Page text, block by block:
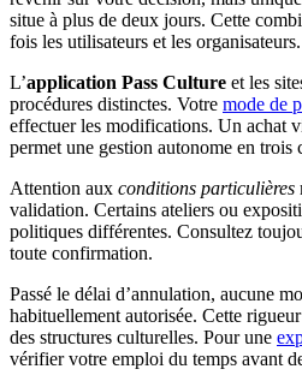
situe à plus de deux jours. Cette
fois les utilisateurs et les organisateurs.
L’application Pass Culture et les
procédures distinctes. Votre mode de
effectuer les modifications. Un achat
permet une gestion autonome en trois
Attention aux conditions particulières
validation. Certains ateliers ou
politiques différentes. Consultez
toute confirmation.
Passé le délai d’annulation, aucune
habituellement autorisée. Cette
des structures culturelles. Pour une
vérifier votre emploi du temps avant